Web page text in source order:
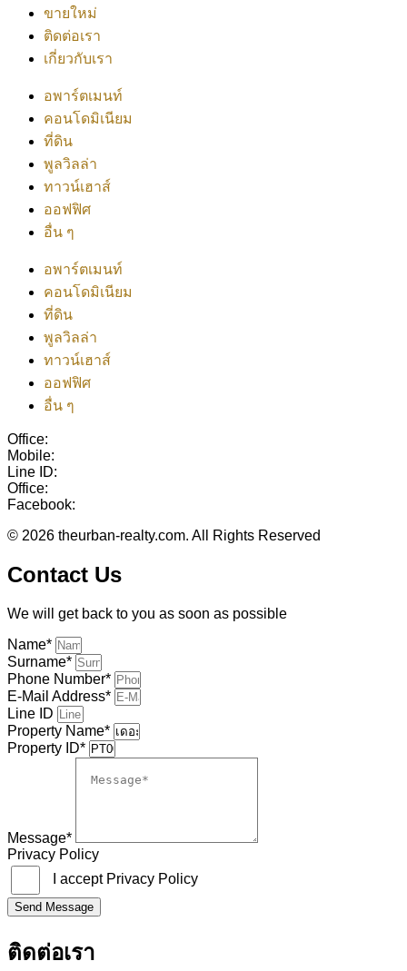
ขายใหม่
ติดต่อเรา
เกี่ยวกับเรา
อพาร์ตเมนท์
คอนโดมิเนียม
ที่ดิน
พูลวิลล่า
ทาวน์เฮาส์
ออฟฟิศ
อื่น ๆ
อพาร์ตเมนท์
คอนโดมิเนียม
ที่ดิน
พูลวิลล่า
ทาวน์เฮาส์
ออฟฟิศ
อื่น ๆ
Office:
Mobile:
Line ID:
Office:
Facebook:
© 2026 theurban-realty.com. All Rights Reserved
Contact Us
We will get back to you as soon as possible
Name*
Surname*
Phone Number*
E-Mail Address*
Line ID
Property Name*
Property ID*
Message*
Privacy Policy
I accept Privacy Policy
Send Message
ติดต่อเรา